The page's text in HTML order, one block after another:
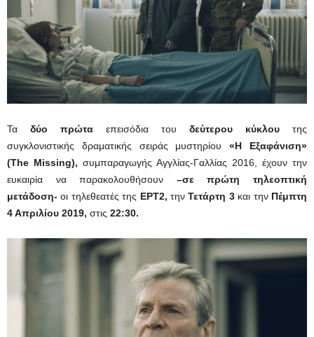
Τα δύο πρώτα επεισόδια του δεύτερου κύκλου της
συγκλονιστικής δραματικής σειράς μυστηρίου«Η Εξαφάνιση»
(The Missing), συμπαραγωγής Αγγλίας-Γαλλίας 2016, έχουν την
ευκαιρία να παρακολουθήσουν –σε πρώτη τηλεοπτική
μετάδοση- οι τηλεθεατές της ΕΡΤ2, τηνΤετάρτη 3 και την Πέμπτη
4 Απριλίου 2019, στις 22:30.